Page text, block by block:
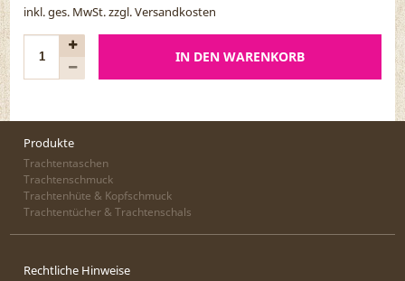
inkl. ges. MwSt. zzgl.Versandkosten
IN DEN WARENKORB
Produkte
Trachtentaschen
Trachtenschmuck
Trachtenhüte & Kopfschmuck
Trachtentücher & Trachtenschals
Rechtliche Hinweise